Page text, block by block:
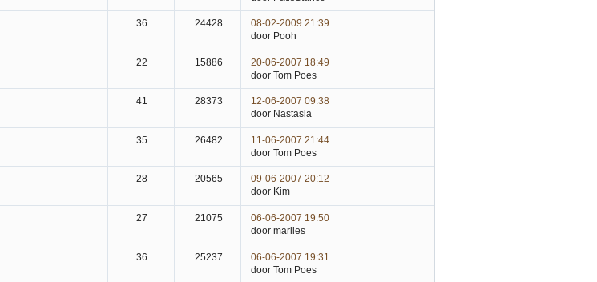
36 24428
08-02-2009 21:39
door Pooh
22 15886
20-06-2007 18:49
door Tom Poes
41 28373
12-06-2007 09:38
door Nastasia
35 26482
11-06-2007 21:44
door Tom Poes
28 20565
09-06-2007 20:12
door Kim
27 21075
06-06-2007 19:50
door marlies
36 25237
06-06-2007 19:31
door Tom Poes